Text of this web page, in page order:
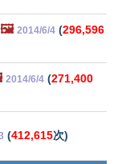
🖼️ 2014/6/4 (296,596
2014/6/4 (271,400
(412,615次)